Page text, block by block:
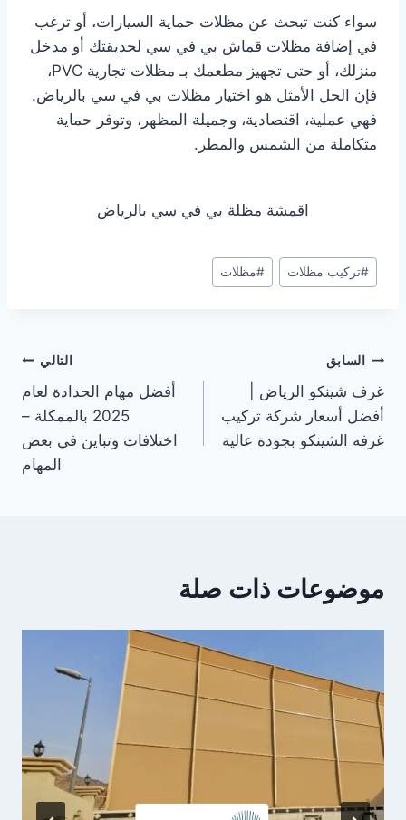
سواء كنت تبحث عن مظلات حماية السيارات، أو ترغب
في إضافة مظلات قماش بي في سي لحديقتك أو مدخل
منزلك، أو حتى تجهيز مطعمك بـ مظلات تجارية PVC،
فإن الحل الأمثل هو اختيار مظلات بي في سي بالرياض.
فهي عملية، اقتصادية، وجميلة المظهر، وتوفر حماية
متكاملة من الشمس والمطر.
اقمشة مظلة بي في سي بالرياض
وسوم
المقال:
#تركيب مظلات #مظلات
تصفّح
المقالات
السابق
غرف شينكو الرياض |
أفضل أسعار شركة تركيب
غرفه الشينكو بجودة عالية
التالي
أفضل مهام الحدادة لعام
2025 بالممكلة –
اختلافات وتباين في بعض
المهام
موضوعات ذات صلة